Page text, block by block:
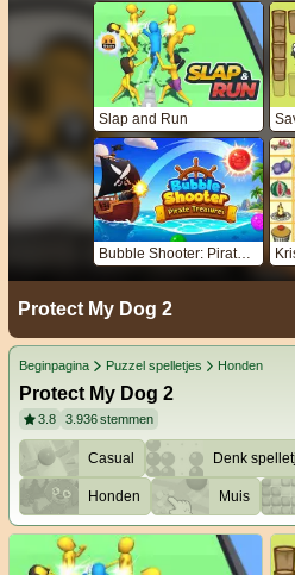
Slap and Run
Bubble Shooter: Pirate Treasures
Protect My Dog 2
Beginpagina Puzzel spelletjes Honden
Protect My Dog 2
3.8 3.936stemmen
Casual Denk
Honden Muis